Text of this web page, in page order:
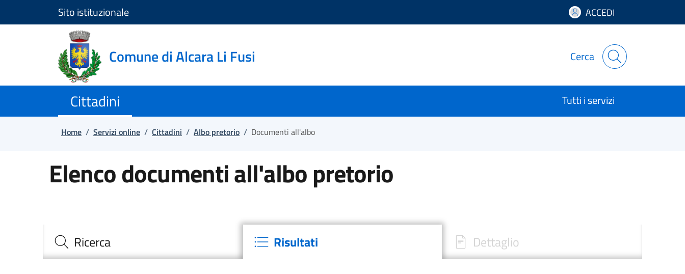
Salta e vai al contenuto
Salta e vai al footer
Sito istituzionale ACCEDI
Comune di Alcara Li Fusi Cerca
Cittadini Tutti i servizi
Home / Servizi online / Cittadini / Albo pretorio / Documenti all'albo
Elenco documenti all'albo pretorio
Ricerca Risultati Dettaglio